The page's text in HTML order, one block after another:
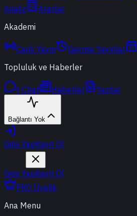
Analiz
Araçlar
Akademi
Canlı Yayın Geçmiş Yayınlar
Topluluk ve Haberler
t-Chat Haberler Yazılar
Bağlantı Yok
Giriş YapKayıt Ol
Giriş YapKayıt Ol
PRO Üyelik
Ana Menu